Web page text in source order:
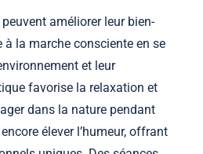
améliorer leur bien-
à la marche consciente en se
et leur
favorise la relaxation et
dans la nature pendant
élever l’humeur, offrant